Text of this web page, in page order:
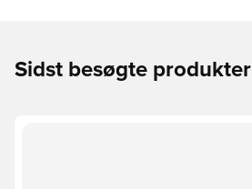
Sidst besøgte produkter